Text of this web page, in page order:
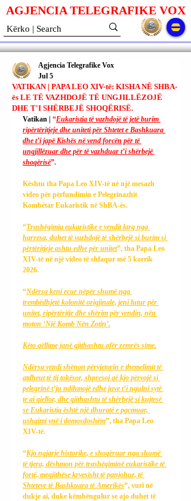
AGJENCIA TELEGRAFIKE VOX
VATIKAN | PAPA LEO XIV-të: KISHA NË SHBA-
ës LE TË VAZHDOJË TË UNGJILLËZOJË
DHE T'I SHËRBEJË SHOQËRISË.
Agjencia Telegrafike Vox
Jul 5
Vatikan | “Eukaristia të vazhdojë të jetë burim
ripërtëritjeje dhe uniteti për Shtetet e Bashkuara
dhe t’i japë Kishës në vend forcën për të
ungjillëzuar dhe për të vazhduar t’i shërbejë
shoqërisë”.
Kështu tha Papa Leo XIV-të në një mesazh
video për përfundimin e Pelegrinazhit
Kombëtar Eukaristik në ShBA-ës.
“Trashëgimia eukaristike e vendit larg nga
harresa, duhet të vazhdojë të shërbejë si burim si
përtëritjeje ashtu edhe për unitet”, tha Papa Leo
XIV-të në një video të shfaqur më 5 korrik
2026.
“Ndërsa keni ecur nëpër shumë nga
trembëdhjetë kolonitë origjinale, jeni lutur për
unitet, ripërtëritje dhe shërim për vendin, nën
moton ‘Një Komb Nën Zotin’.
Këto qëllime janë gjithashtu afër zemrës sime.
Ndërsa vendi shënon përvjetorin e themelimit të
atdheut të tij tokësor, shpresoj që kjo përvojë si
pelegrinë t’ju ​​ndihmojë edhe juve t’i ngulni sytë
te ai qiellor, dhe gjithashtu të shërbejë si kujtesë
se Eukaristia është një dhuratë e paçmuar,
ushqimi ynë i domosdoshëm”, tha Papa Leo
XIV-të.
“Kjo ngjarje historike, e shoqëruar nga shumë
të tjera, dëshmon për trashëgiminë eukaristike të
fortë, megjithëse kryesisht të panjohur, të
Shteteve të Bashkuara të Amerikës”, vuri në
dukje ai, duke këmbëngulur se ajo duhet të